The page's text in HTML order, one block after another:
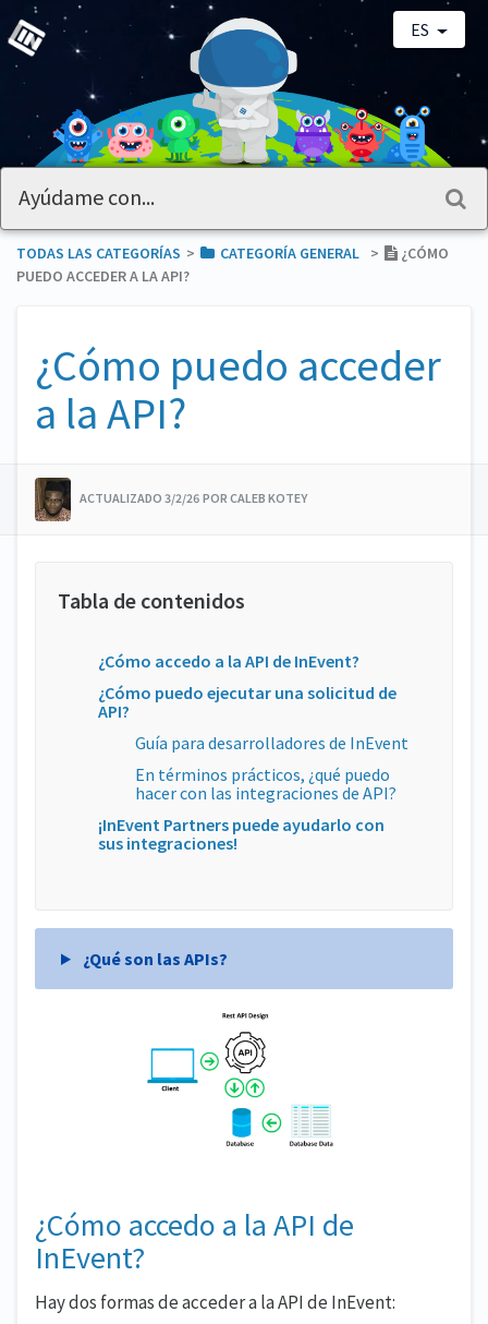
ES
TODAS LAS CATEGORÍAS ​>​ ​CATEGORÍA GENERAL ​>​
¿CÓMO
PUEDO ACCEDER A LA API?
¿Cómo puedo acceder
a la API?
ACTUALIZADO 3/2/26 POR CALEB KOTEY
¿Cómo accedo a la API de InEvent?
¿Cómo puedo ejecutar una solicitud de
API?
Guía para desarrolladores de InEvent
En términos prácticos, ¿qué puedo
hacer con las integraciones de API?
¡InEvent Partners puede ayudarlo con
sus integraciones!
¿Qué son las APIs?
¿Cómo accedo a la API de
InEvent?
Hay dos formas de acceder a la API de InEvent: